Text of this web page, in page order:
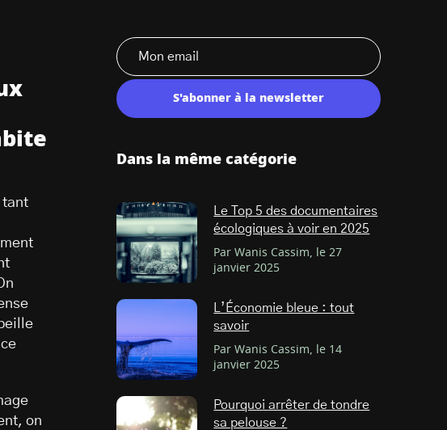
tant
on
S'abonner à la newsletter
Dans la même catégorie
Le Top 5 des documentaires
écologiques à voir en 2025
Par Wanis Cassim, le 27
janvier 2025
L’Économie bleue : tout
savoir
Par Wanis Cassim, le 14
janvier 2025
Pourquoi arrêter de tondre
sa pelouse ?